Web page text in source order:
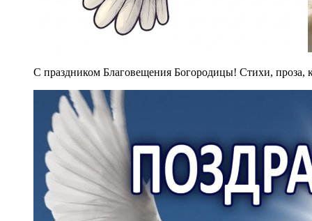
С праздником Благовещения Богородицы! Стихи, проза,